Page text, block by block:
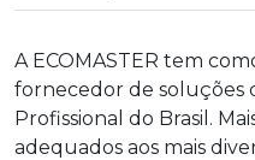
A ECOMASTER tem
fornecedor de soluções
Profissional do Brasil.
adequados aos mais